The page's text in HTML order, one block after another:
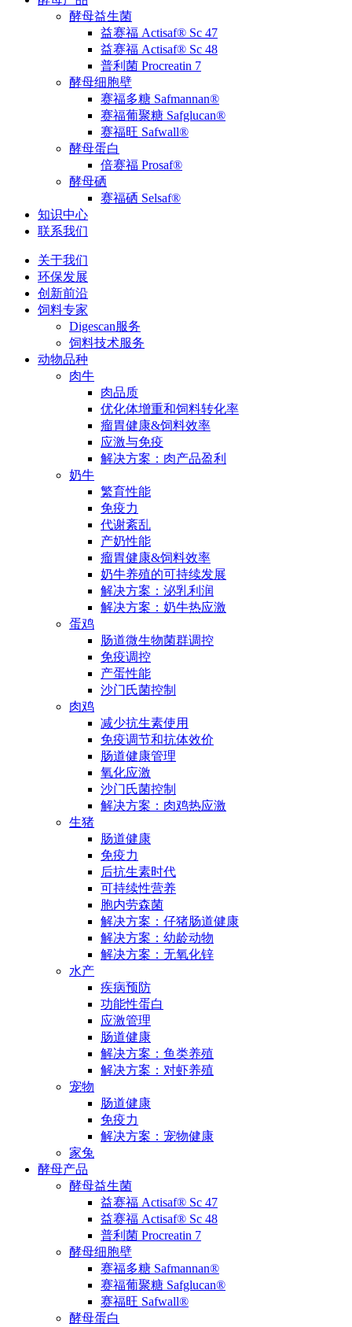
酵母益生菌
益赛福 Actisaf® Sc 47
益赛福 Actisaf® Sc 48
普利菌 Procreatin 7
酵母细胞壁
赛福多糖 Safmannan®
赛福葡聚糖 Safglucan®
赛福旺 Safwall®
酵母蛋白
倍赛福 Prosaf®
酵母硒
赛福硒 Selsaf®
知识中心
联系我们
关于我们
环保发展
创新前沿
饲料专家
Digescan服务
饲料技术服务
动物品种
肉牛
肉品质
优化体增重和饲料转化率
瘤胃健康&饲料效率
应激与免疫
解决方案：肉产品盈利
奶牛
繁育性能
免疫力
代谢紊乱
产奶性能
瘤胃健康&饲料效率
奶牛养殖的可持续发展
解决方案：泌乳利润
解决方案：奶牛热应激
蛋鸡
肠道微生物菌群调控
免疫调控
产蛋性能
沙门氏菌控制
肉鸡
减少抗生素使用
免疫调节和抗体效价
肠道健康管理
氧化应激
沙门氏菌控制
解决方案：肉鸡热应激
生猪
肠道健康
免疫力
后抗生素时代
可持续性营养
胞内劳森菌
解决方案：仔猪肠道健康
解决方案：幼龄动物
解决方案：无氧化锌
水产
疾病预防
功能性蛋白
应激管理
肠道健康
解决方案：鱼类养殖
解决方案：对虾养殖
宠物
肠道健康
免疫力
解决方案：宠物健康
家兔
酵母产品
酵母益生菌
益赛福 Actisaf® Sc 47
益赛福 Actisaf® Sc 48
普利菌 Procreatin 7
酵母细胞壁
赛福多糖 Safmannan®
赛福葡聚糖 Safglucan®
赛福旺 Safwall®
酵母蛋白